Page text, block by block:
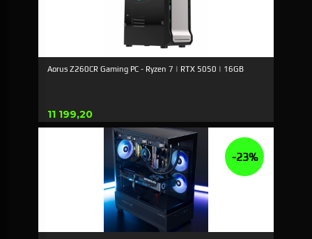
Aorus Z260CR Gaming PC - Ryzen 7 | RTX 5050 | 16GB
Pris
11 199,20
-23%